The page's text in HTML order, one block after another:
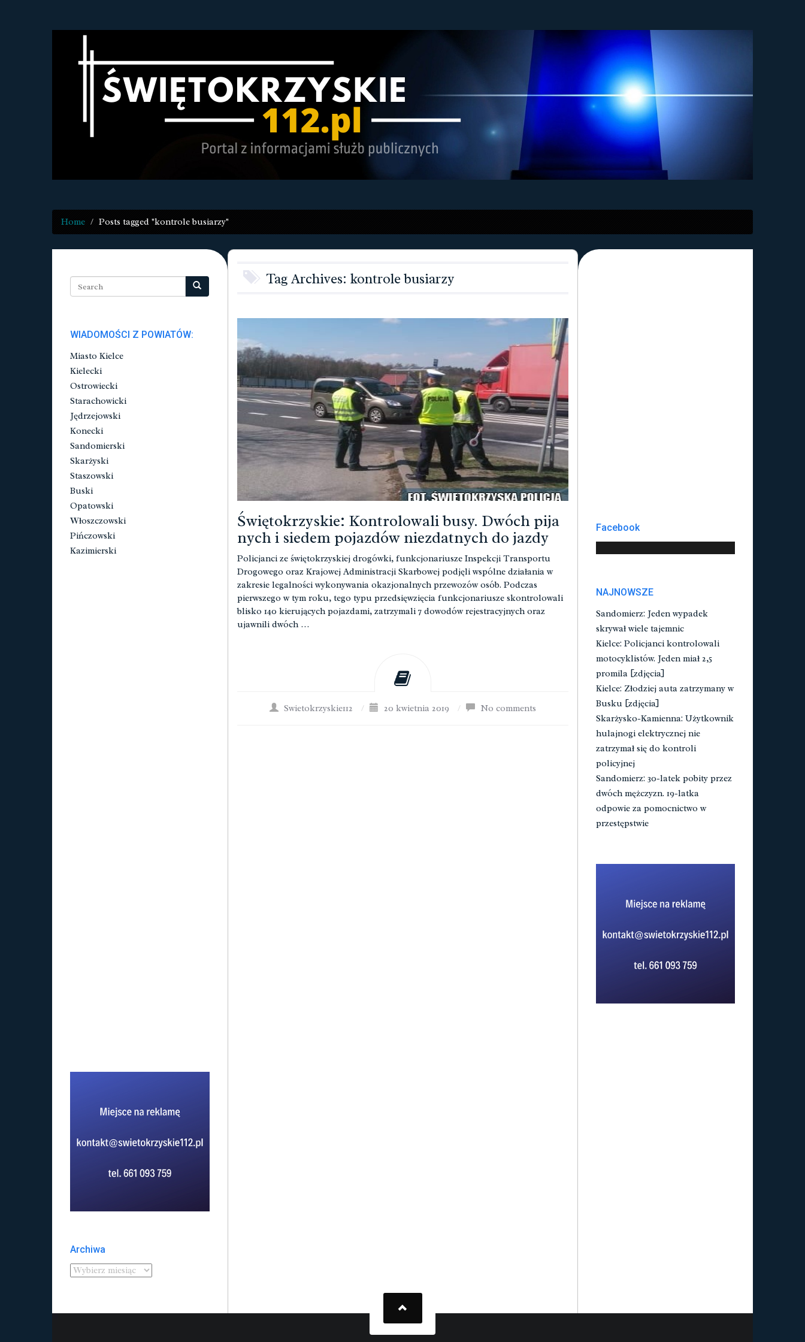
Home Posts tagged "kontrole busiarzy"
Tag Archives: kontrole busiarzy
Świętokrzyskie: Kontrolowali busy. Dwóch pija
nych i siedem pojazdów niezdatnych do jazdy
Policjanci ze świętokrzyskiej drogówki, funkcjonariusze Inspekcji Transportu
Drogowego oraz Krajowej Administracji Skarbowej podjęli wspólne działania w
zakresie legalności wykonywania okazjonalnych przewozów osób. Podczas
pierwszego w tym roku, tego typu przedsięwzięcia funkcjonariusze skontrolowali
blisko 140 kierujących pojazdami, zatrzymali 7 dowodów rejestracyjnych oraz
ujawnili dwóch …
Swietokrzyskie112 / 20 kwietnia 2019 / No comments
WIADOMOŚCI Z POWIATÓW:
Miasto Kielce
Kielecki
Ostrowiecki
Starachowicki
Jędrzejowski
Konecki
Sandomierski
Skarżyski
Staszowski
Buski
Opatowski
Włoszczowski
Pińczowski
Kazimierski
Archiwa
Facebook
NAJNOWSZE
Sandomierz: Jeden wypadek
skrywał wiele tajemnic
Kielce: Policjanci kontrolowali
motocyklistów. Jeden miał 2,5
promila [zdjęcia]
Kielce: Złodziej auta zatrzymany w
Busku [zdjęcia]
Skarżysko-Kamienna: Użytkownik
hulajnogi elektrycznej nie
zatrzymał się do kontroli
policyjnej
Sandomierz: 30-latek pobity przez
dwóch mężczyzn. 19-latka
odpowie za pomocnictwo w
przestępstwie